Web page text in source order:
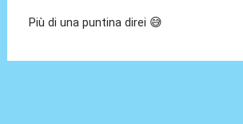
Più di una puntina direi 😅